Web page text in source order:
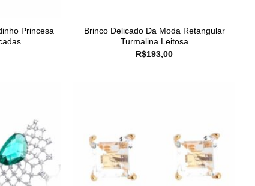
Princesa
Brinco Delicado Da Moda Retangular
Turmalina Leitosa
R$193,00